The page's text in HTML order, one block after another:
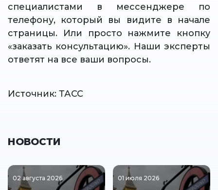
специалистами в мессенджере по
телефону, который вы видите в начале
страницы. Или просто нажмите кнопку
«заказать консультацию». Наши эксперты
ответят на все ваши вопросы.
Источник: ТАСС
НОВОСТИ
02 августа 2026 01 июля 2026